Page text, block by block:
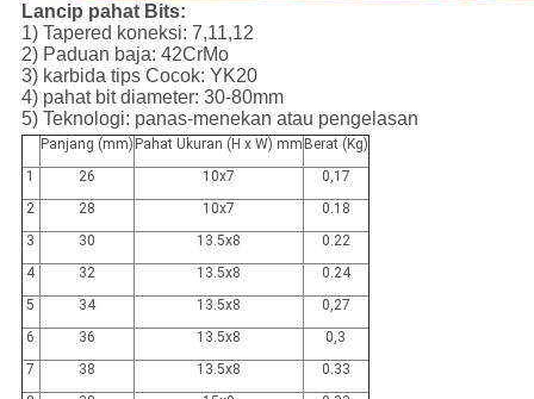
Lancip pahat Bits:
1) Tapered koneksi: 7,11,12
2) Paduan baja: 42CrMo
3) karbida tips Cocok: YK20
4) pahat bit diameter: 30-80mm
5) Teknologi: panas-menekan atau pengelasan
Panjang (mm) Pahat Ukuran (H x W) mm Berat (Kg)
1
26 10x7
0,17
2
28 10x7
0.18
3
30 13.5x8
0.22
4
32 13.5x8
0.24
5
34 13.5x8
0,27
6
36 13.5x8
0,3
7
38 13.5x8
0.33